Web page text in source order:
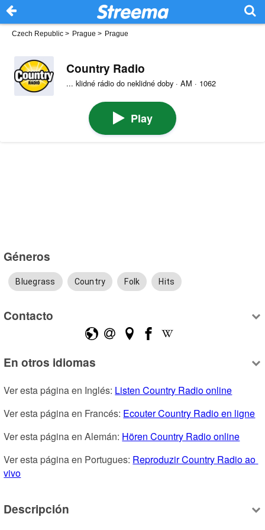
Czech Republic > Prague > Prague
Country Radio
... klidné rádio do neklidné doby · AM · 1062
Play
Géneros
Bluegrass Country Folk Hits
Contacto
En otros idiomas
Ver esta página en Inglés: Listen Country Radio online
Ver esta página en Francés: Ecouter Country Radio en ligne
Ver esta página en Alemán: Hören Country Radio online
Ver esta página en Portugues: Reproduzir Country Radio ao
vivo
Descripción